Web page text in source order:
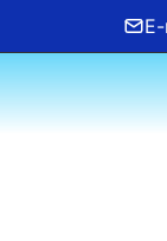
content